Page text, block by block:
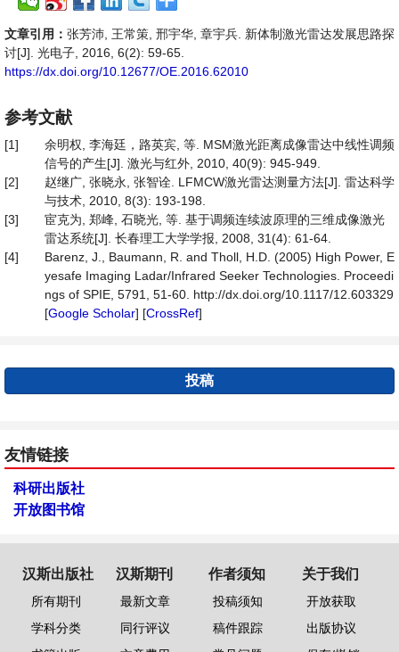
文章引用： 张芳沛, 王常策, 邢宇华, 章宇兵. 新体制激光雷达发展思路探
讨[J]. 光电子, 2016, 6(2): 59-65.
https://dx.doi.org/10.12677/OE.2016.62010
参考文献
[1]
余明权, 李海廷，路英宾, 等. MSM激光距离成像雷达中线性调频
信号的产生[J]. 激光与红外, 2010, 40(9): 945-949.
[2]
赵继广, 张晓永, 张智诠. LFMCW激光雷达测量方法[J]. 雷达科学
与技术, 2010, 8(3): 193-198.
[3]
宦克为, 郑峰, 石晓光, 等. 基于调频连续波原理的三维成像激光
雷达系统[J]. 长春理工大学学报, 2008, 31(4): 61-64.
[4]
Barenz, J., Baumann, R. and Tholl, H.D. (2005) High Power, E
yesafe Imaging Ladar/Infrared Seeker Technologies. Proceedi
ngs of SPIE, 5791, 51-60. http://dx.doi.org/10.1117/12.603329
[Google Scholar] [CrossRef]
投稿
友情链接
科研出版社
开放图书馆
汉斯出版社
所有期刊
学科分类
汉斯期刊
最新文章
同行评议
作者须知
投稿须知
稿件跟踪
关于我们
开放获取
出版协议